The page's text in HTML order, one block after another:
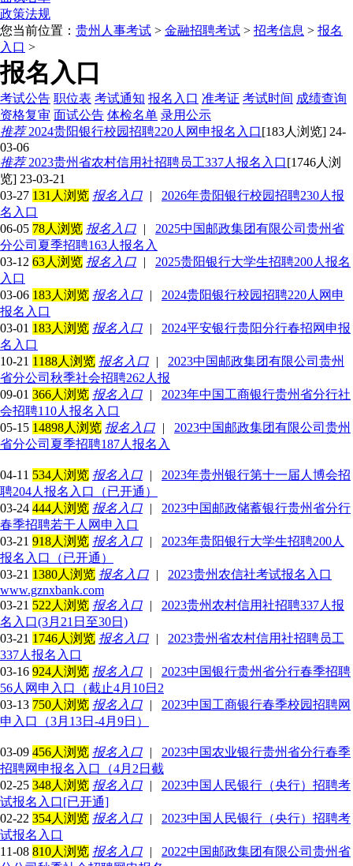
政策法规
您当前位置： 贵州人事考试 > 金融招聘考试 > 招考信息 > 报名
入口 >
报名入口
考试公告 职位表 考试通知 报名入口 准考证 考试时间 成绩查询
资格复审 面试公告 体检名单 录用公示
推荐2024贵阳银行校园招聘220人网申报名入口[183人浏览] 24-
03-06
推荐2023贵州省农村信用社招聘员工337人报名入口[1746人浏
览] 23-03-21
03-27 131人浏览 报名入口 |
2026年贵阳银行校园招聘230人报
名入口
06-05 78人浏览 报名入口 |
2025中国邮政集团有限公司贵州省
分公司夏季招聘163人报名入
03-12 63人浏览 报名入口 |
2025贵阳银行大学生招聘200人报名
入口
03-06 183人浏览 报名入口 |
2024贵阳银行校园招聘220人网申
报名入口
03-01 183人浏览 报名入口 |
2024平安银行贵阳分行春招网申报
名入口
10-21 1188人浏览 报名入口 |
2023中国邮政集团有限公司贵州
省分公司秋季社会招聘262人报
09-01 366人浏览 报名入口 |
2023年中国工商银行贵州省分行社
会招聘110人报名入口
05-15 14898人浏览 报名入口 |
2023中国邮政集团有限公司贵州
省分公司夏季招聘187人报名入
04-11 534人浏览 报名入口 |
2023年贵州银行第十一届人博会招
聘204人报名入口（已开通）
03-24 444人浏览 报名入口 |
2023中国邮政储蓄银行贵州省分行
春季招聘若干人网申入口
03-21 918人浏览 报名入口 |
2023年贵阳银行大学生招聘200人
报名入口（已开通）
03-21 1380人浏览 报名入口 |
2023贵州农信社考试报名入口
www.gznxbank.com
03-21 522人浏览 报名入口 |
2023贵州农村信用社招聘337人报
名入口(3月21日至30日)
03-21 1746人浏览 报名入口 |
2023贵州省农村信用社招聘员工
337人报名入口
03-16 924人浏览 报名入口 |
2023中国银行贵州省分行春季招聘
56人网申入口（截止4月10日2
03-13 750人浏览 报名入口 |
2023中国工商银行春季校园招聘网
申入口（3月13日-4月9日）
03-09 456人浏览 报名入口 |
2023中国农业银行贵州省分行春季
招聘网申报名入口（4月2日截
02-25 348人浏览 报名入口 |
2023中国人民银行（央行）招聘考
试报名入口[已开通]
02-22 354人浏览 报名入口 |
2023中国人民银行（央行）招聘考
试报名入口
11-08 810人浏览 报名入口 |
2022中国邮政集团有限公司贵州省